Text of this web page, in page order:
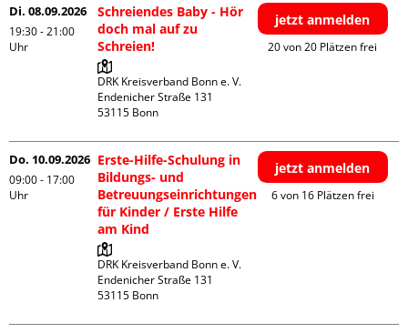
Di. 08.09.2026
19:30 - 21:00
Uhr
Schreiendes Baby - Hör
doch mal auf zu
Schreien!
DRK Kreisverband Bonn e. V.
Endenicher Straße 131
jetzt anmelden
20 von 20 Plätzen frei
Do. 10.09.2026
09:00 - 17:00
Uhr
Erste-Hilfe-Schulung in
Bildungs- und
Betreuungseinrichtungen
für Kinder / Erste Hilfe
am Kind
DRK Kreisverband Bonn e. V.
Endenicher Straße 131
jetzt anmelden
6 von 16 Plätzen frei